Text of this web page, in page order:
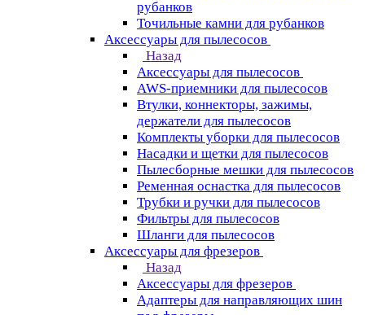
рубанков
Точильные камни для рубанков
Аксессуары для пылесосов
Назад
Аксессуары для пылесосов
AWS-приемники для пылесосов
Втулки, коннекторы, зажимы,
держатели для пылесосов
Комплекты уборки для пылесосов
Насадки и щетки для пылесосов
Пылесборные мешки для пылесосов
Ременная оснастка для пылесосов
Трубки и ручки для пылесосов
Фильтры для пылесосов
Шланги для пылесосов
Аксессуары для фрезеров
Назад
Аксессуары для фрезеров
Адаптеры для направляющих шин